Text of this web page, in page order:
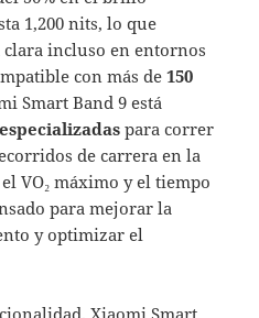
1,200 nits, lo que
incluso en entornos
con más de150
Smart Band 9 está
para correr
de carrera en la
VO₂ máximo y el tiempo
para mejorar la
y optimizar el